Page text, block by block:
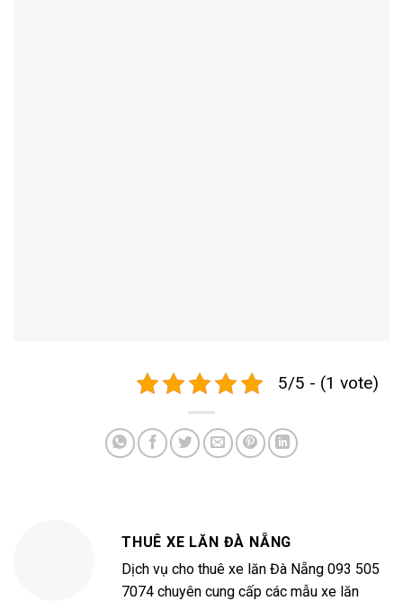
5/5 - (1 vote)
THUÊ XE LĂN ĐÀ NẴNG
Dịch vụ cho thuê xe lăn Đà Nẵng 093 505
7074 chuyên cung cấp các mẫu xe lăn